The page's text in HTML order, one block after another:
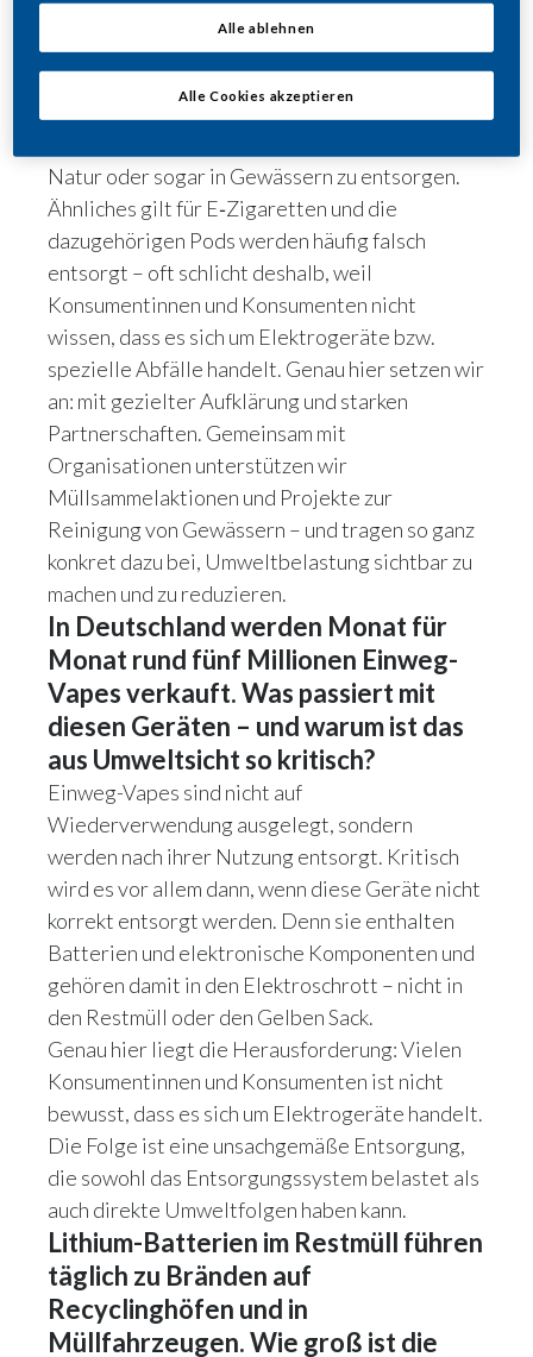
Ganz klar: Umweltverschmutzung! Vielen
Konsumentinnen und Konsumenten ist noch
nicht ausreichend bewusst, welche negativen
Natur oder sogar in Gewässern zu entsorgen.
Ähnliches gilt für E‑Zigaretten und die
dazugehörigen Pods werden häufig falsch
entsorgt – oft schlicht deshalb, weil
Konsumentinnen und Konsumenten nicht
wissen, dass es sich um Elektrogeräte bzw.
spezielle Abfälle handelt. Genau hier setzen wir
an: mit gezielter Aufklärung und starken
Partnerschaften. Gemeinsam mit
Organisationen unterstützen wir
Müllsammelaktionen und Projekte zur
Reinigung von Gewässern – und tragen so ganz
konkret dazu bei, Umweltbelastung sichtbar zu
machen und zu reduzieren.
In Deutschland werden Monat für
Monat rund fünf Millionen Einweg-
Vapes verkauft. Was passiert mit
diesen Geräten – und warum ist das
aus Umweltsicht so kritisch?
Einweg-Vapes sind nicht auf
Wiederverwendung ausgelegt, sondern
werden nach ihrer Nutzung entsorgt. Kritisch
wird es vor allem dann, wenn diese Geräte nicht
korrekt entsorgt werden. Denn sie enthalten
Batterien und elektronische Komponenten und
gehören damit in den Elektroschrott – nicht in
den Restmüll oder den Gelben Sack.
Genau hier liegt die Herausforderung: Vielen
Konsumentinnen und Konsumenten ist nicht
bewusst, dass es sich um Elektrogeräte handelt.
Die Folge ist eine unsachgemäße Entsorgung,
die sowohl das Entsorgungssystem belastet als
auch direkte Umweltfolgen haben kann.
Lithium-Batterien im Restmüll führen
täglich zu Bränden auf
Recyclinghöfen und in
Müllfahrzeugen. Wie groß ist die
Alle ablehnen
Alle Cookies akzeptieren